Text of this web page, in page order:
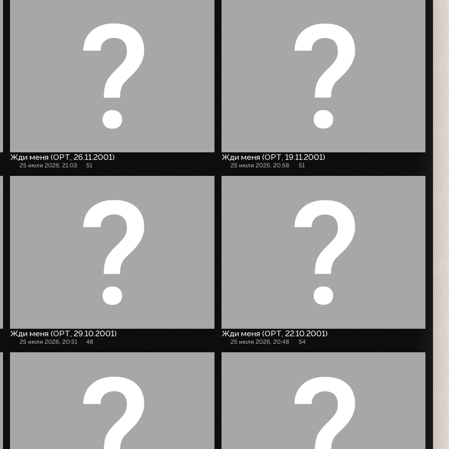
Жди меня (ОРТ, 26.11.2001)
25 июля 2026, 21:03 51
Жди меня (ОРТ, 19.11.2001)
25 июля 2026, 20:58 51
Жди меня (ОРТ, 29.10.2001)
25 июля 2026, 20:51 48
Жди меня (ОРТ, 22.10.2001)
25 июля 2026, 20:48 54